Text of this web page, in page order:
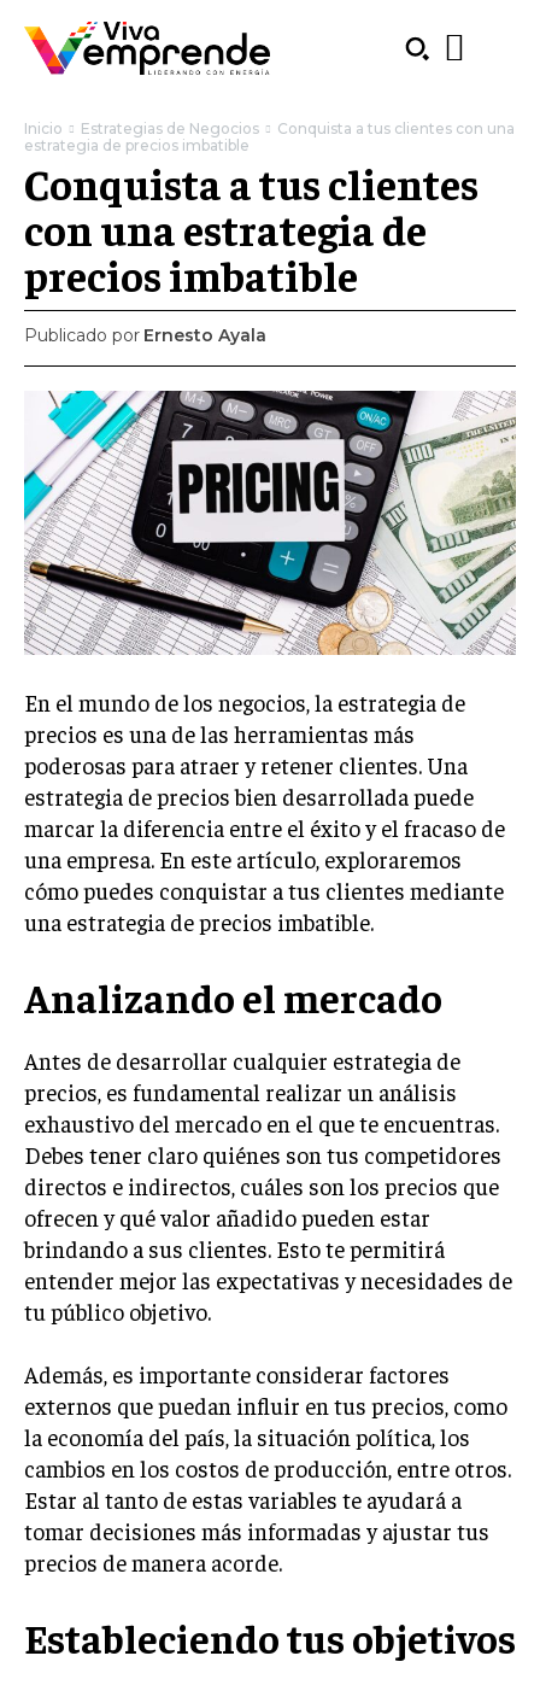
SUBSCRIBE
Welcome to Liberty Case
We have a curated list of the most noteworthy news from all
across the globe. With any subscription plan, you get access
toexclusive articlesthat let you stay ahead of the curve.
NEWS LIFESTYLE PUBLIC OPINION
LIFESTYLE
MARKETING
ESTRATEGIAS DE MARKETING
AGENCIAS DE MARKETING
AGENCIAS DE POSICIONAMIENTO WEB SEO
VENTA DE ENLACES
PUBLICIDAD
VENTAS Y PERSUASIÓN
GESTIÓN DE PRODUCTOS
COMUNICACIÓN CORPORATIVA
INVESTIGACIÓN DE MERCADO
Inicio Estrategias de Negocios
Conquista a tus clientes con una
estrategia de precios imbatible
Conquista a tus clientes
con una estrategia de
precios imbatible
Publicado por Ernesto Ayala
En el mundo de los negocios, la estrategia de
precios es una de las herramientas más
poderosas para atraer y retener clientes. Una
estrategia de precios bien desarrollada puede
marcar la diferencia entre el éxito y el fracaso de
una empresa. En este artículo, exploraremos
cómo puedes conquistar a tus clientes mediante
una estrategia de precios imbatible.
Analizando el mercado
Antes de desarrollar cualquier estrategia de
precios, es fundamental realizar un análisis
exhaustivo del mercado en el que te encuentras.
Debes tener claro quiénes son tus competidores
directos e indirectos, cuáles son los precios que
ofrecen y qué valor añadido pueden estar
brindando a sus clientes. Esto te permitirá
entender mejor las expectativas y necesidades de
tu público objetivo.
Además, es importante considerar factores
externos que puedan influir en tus precios, como
la economía del país, la situación política, los
cambios en los costos de producción, entre otros.
Estar al tanto de estas variables te ayudará a
tomar decisiones más informadas y ajustar tus
precios de manera acorde.
Estableciendo tus objetivos